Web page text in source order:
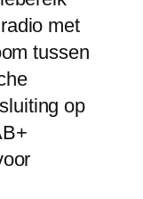
met
tussen
op